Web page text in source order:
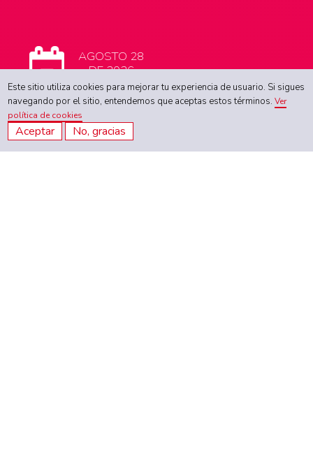
AGOSTO 28
DE 2026
7:00 A.M.
A 2:00 P.M.
Este sitio utiliza cookies para mejorar tu experiencia de usuario. Si sigues
navegando por el sitio, entendemos que aceptas estos términos.Ver
política de cookies
Aceptar No, gracias